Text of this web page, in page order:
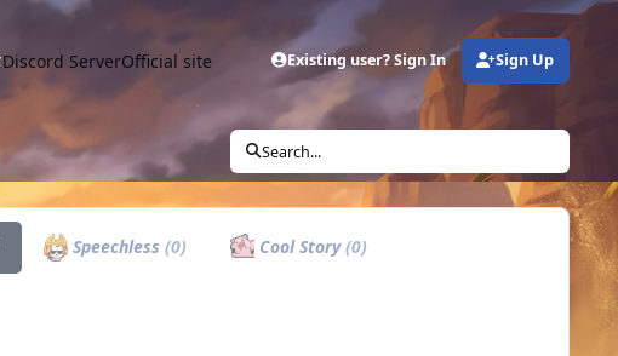
Discord ServerOfficial site Existing user? Sign In Sign Up
Search...
Speechless (0) Cool Story(0)